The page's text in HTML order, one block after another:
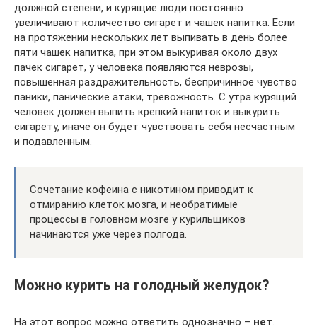
должной степени, и курящие люди постоянно
увеличивают количество сигарет и чашек напитка. Если
на протяжении нескольких лет выпивать в день более
пяти чашек напитка, при этом выкуривая около двух
пачек сигарет, у человека появляются неврозы,
повышенная раздражительность, беспричинное чувство
паники, панические атаки, тревожность. С утра курящий
человек должен выпить крепкий напиток и выкурить
сигарету, иначе он будет чувствовать себя несчастным
и подавленным.
Сочетание кофеина с никотином приводит к
отмиранию клеток мозга, и необратимые
процессы в головном мозге у курильщиков
начинаются уже через полгода.
Можно курить на голодный желудок?
На этот вопрос можно ответить однозначно – нет